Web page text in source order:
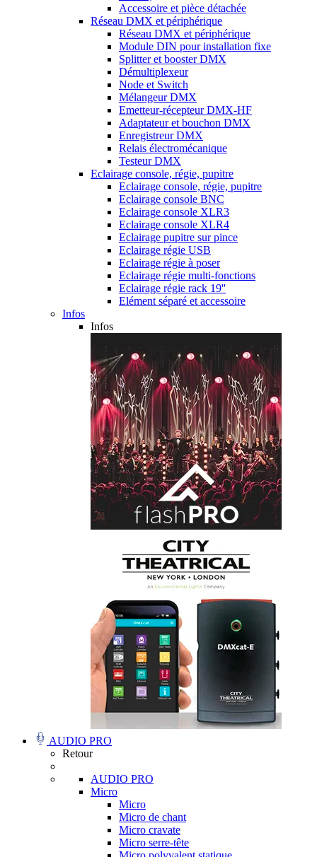
Accessoire et pièce détachée
Réseau DMX et périphérique
Réseau DMX et périphérique
Module DIN pour installation fixe
Splitter et booster DMX
Démultiplexeur
Node et Switch
Mélangeur DMX
Emetteur-récepteur DMX-HF
Adaptateur et bouchon DMX
Enregistreur DMX
Relais électromécanique
Testeur DMX
Eclairage console, régie, pupitre
Eclairage console, régie, pupitre
Eclairage console BNC
Eclairage console XLR3
Eclairage console XLR4
Eclairage pupitre sur pince
Eclairage régie USB
Eclairage régie à poser
Eclairage régie multi-fonctions
Eclairage régie rack 19''
Elément séparé et accessoire
Infos
Infos
AUDIO PRO
Retour
AUDIO PRO
Micro
Micro
Micro de chant
Micro cravate
Micro serre-tête